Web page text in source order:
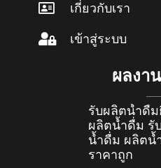
เกี่ยวกับเรา
เข้าสู่ระบบ
ผลงา
รับผลิตน้ำดื่ม
ผลิตน้ำดื่ม รั
น้ำดื่ม ผลิต
ราคาถูก